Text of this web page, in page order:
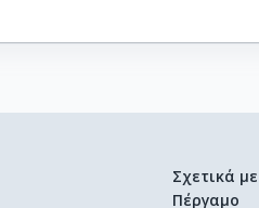
Σχετικά
Πέργαμο